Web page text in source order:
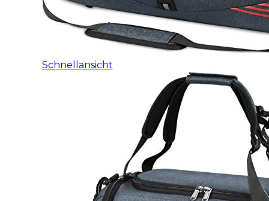
Schnellansicht